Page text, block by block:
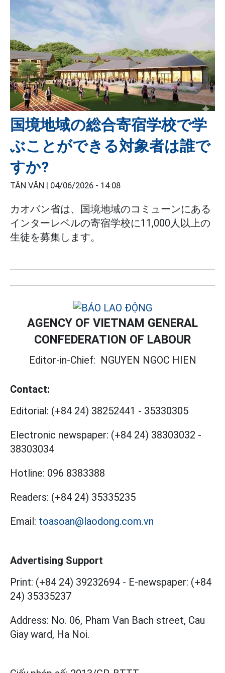
国境地域の総合寄宿学校で学
ぶことができる対象者は誰で
すか?
TÂN VĂN | 04/06/2026 - 14:08
カオバン省は、国境地域のコミューンにある
インターレベルの寄宿学校に11,000人以上の
生徒を募集します。
AGENCY OF VIETNAM GENERAL
CONFEDERATION OF LABOUR
Editor-in-Chief: NGUYEN NGOC HIEN
Contact:
Editorial: (+84 24) 38252441 - 35330305
Electronic newspaper: (+84 24) 38303032 -
38303034
Hotline: 096 8383388
Readers: (+84 24) 35335235
Email: toasoan@laodong.com.vn
Advertising Support
Print: (+84 24) 39232694 - E-newspaper: (+84
24) 35335237
Address: No. 06, Pham Van Bach street, Cau
Giay ward, Ha Noi.